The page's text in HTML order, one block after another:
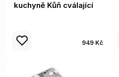
kuchyně Kůň cválající
949 Kč